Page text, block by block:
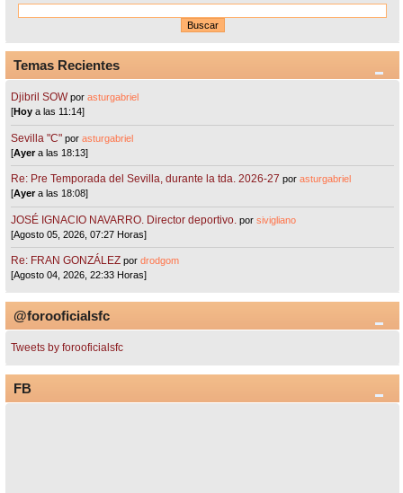
Temas Recientes
Djibril SOW porasturgabriel
[Hoy a las 11:14]
Sevilla "C"porasturgabriel
[Ayera las 18:13]
Re: Pre Temporada del Sevilla, durante la tda. 2026-27 porasturgabriel
[Ayera las 18:08]
JOSÉ IGNACIO NAVARRO. Director deportivo. porsivigliano
[Agosto 05, 2026, 07:27 Horas]
Re: FRAN GONZÁLEZ pordrodgom
[Agosto 04, 2026, 22:33 Horas]
@forooficialsfc
Tweets by forooficialsfc
FB